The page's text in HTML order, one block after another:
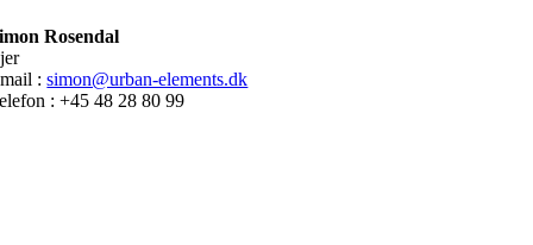
Rosendal
:simon@urban-elements.dk
: +45 48 28 80 99